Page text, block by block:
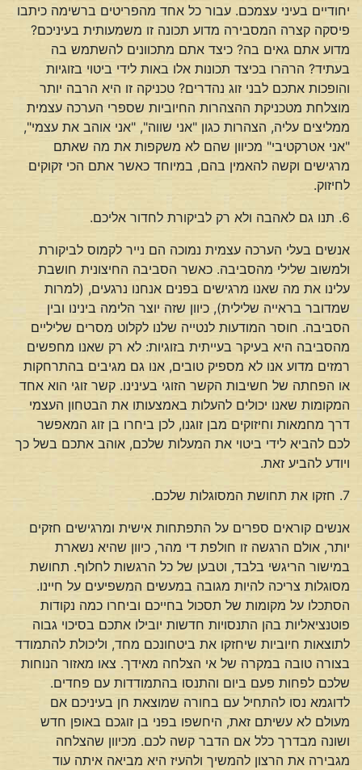
יחודיים בעיני עצמכם. עבור כל אחד מהפריטים ברשימה כיתבו
פיסקה קצרה המסבירה מדוע תכונה זו משמעותית בעיניכם?
מדוע אתם גאים בה? כיצד אתם מתכוונים להשתמש בה
בעתיד? הרהרו בכיצד תכונות אלו באות לידי ביטוי בזוגיות
והופכות אתכם לבני זוג נהדרים? טכניקה זו היא הרבה יותר
מוצלחת מטכניקת ההצהרות החיוביות שספרי הערכה עצמית
ממליצים עליה, הצהרות כגון "אני שווה", "אני אוהב את עצמי",
"אני אטרקטיבי" מכיוון שהם לא משקפות את מה שאתם
מרגישים וקשה להאמין בהם, במיוחד כאשר אתם הכי זקוקים
לחיזוק.
6. תנו גם לאהבה ולא רק לביקורת לחדור אליכם.
אנשים בעלי הערכה עצמית נמוכה הם נייר לקמוס לביקורת
ולמשוב שלילי מהסביבה. כאשר הסביבה החיצונית חושבת
עלינו את מה שאנו מרגישים בפנים אנחנו נרגעים, (למרות
שמדובר בראייה שלילית), כיוון שזה יוצר הלימה בינינו ובין
הסביבה. חוסר המודעות לנטייה שלנו לקלוט מסרים שליליים
מהסביבה היא בעיקר בעייתית בזוגיות: לא רק שאנו מחפשים
רמזים מדוע אנו לא מספיק טובים, אנו גם מגיבים בהתרחקות
או הפחתה של חשיבות הקשר הזוגי בעינינו. קשר זוגי הוא אחד
המקומות שאנו יכולים להעלות באמצעותו את הבטחון העצמי
דרך מחמאות וחיזוקים מבן זוגנו, לכן ביחרו בן זוג המאפשר
לכם להביא לידי ביטוי את המעלות שלכם, אוהב אתכם בשל כך
ויודע להביע זאת.
7. חזקו את תחושת המסוגלות שלכם.
אנשים קוראים ספרים על התפתחות אישית ומרגישים חזקים
יותר, אולם הרגשה זו חולפת די מהר, כיוון שהיא נשארת
במישור הריגשי בלבד, וטבען של כל הרגשות לחלוף. תחושת
מסוגלות צריכה להיות מגובה במעשים המשפיעים על חיינו.
הסתכלו על מקומות של תסכול בחייכם וביחרו כמה נקודות
פוטנציאליות בהן התנסויות חדשות יובילו אתכם בסיכוי גבוה
לתוצאות חיוביות שיחזקו את ביטחונכם מחד, וליכולת להתמודד
בצורה טובה במקרה של אי הצלחה מאידך. צאו מאזור הנוחות
שלכם לפחות פעם ביום והתנסו בהתמודדות עם פחדים.
לדוגמא נסו להתחיל עם בחורה שמוצאת חן בעיניכם אם
מעולם לא עשיתם זאת, היחשפו בפני בן זוגכם באופן חדש
ושונה מבדרך כלל אם הדבר קשה לכם. מכיוון שהצלחה
מגבירה את הרצון להמשיך ולהעיז היא מביאה איתה עוד